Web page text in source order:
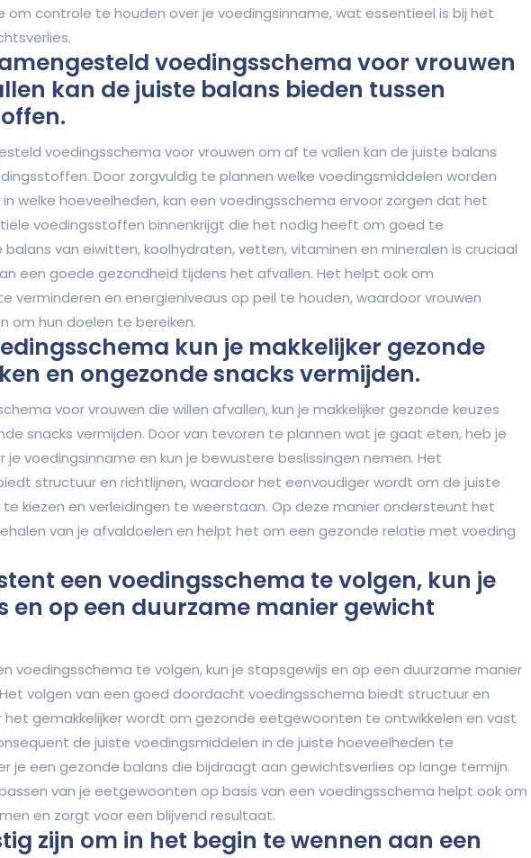
om controle te houden over je voedingsinname, wat essentieel is bij het
voedingsschema voor vrouwen
kan de juiste balans bieden tussen
voedingsschema voor vrouwen om af te vallen kan de juiste balans
Door zorgvuldig te plannen welke voedingsmiddelen worden
welke hoeveelheden, kan een voedingsschema ervoor zorgen dat het
voedingsstoffen binnenkrijgt die het nodig heeft om goed te
balans van eiwitten, koolhydraten, vetten, vitaminen en mineralen is cruciaal
een goede gezondheid tijdens het afvallen. Het helpt ook om
verminderen en energieniveaus op peil te houden, waardoor vrouwen
om hun doelen te bereiken.
kun je makkelijker gezonde
en ongezonde snacks vermijden.
voor vrouwen die willen afvallen, kun je makkelijker gezonde keuzes
snacks vermijden. Door van tevoren te plannen wat je gaat eten, heb je
voedingsinname en kun je bewustere beslissingen nemen. Het
structuur en richtlijnen, waardoor het eenvoudiger wordt om de juiste
kiezen en verleidingen te weerstaan. Op deze manier ondersteunt het
van je afvaldoelen en helpt het om een gezonde relatie met voeding
een voedingsschema te volgen, kun je
en op een duurzame manier gewicht
voedingsschema te volgen, kun je stapsgewijs en op een duurzame manier
volgen van een goed doordacht voedingsschema biedt structuur en
het gemakkelijker wordt om gezonde eetgewoonten te ontwikkelen en vast
de juiste voedingsmiddelen in de juiste hoeveelheden te
je een gezonde balans die bijdraagt aan gewichtsverlies op lange termijn.
van je eetgewoonten op basis van een voedingsschema helpt ook om
en zorgt voor een blijvend resultaat.
zijn om in het begin te wennen aan een